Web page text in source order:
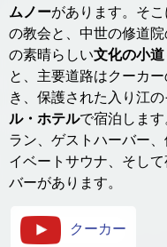
ムノーがあります。そ
の教会と、中世の修道
の素晴らしい文化の小道
と、主要道路はクーカ
き、保護された入り江
ル・ホテルで宿泊しま
ラン、ゲストハーバー
イベートサウナ、そし
バーがあります。
クーカー